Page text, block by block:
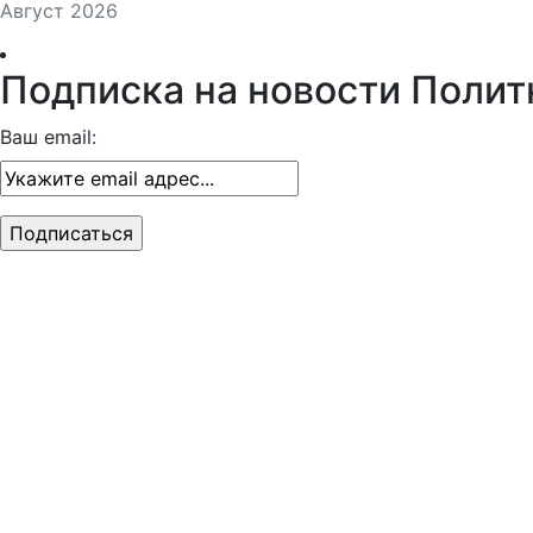
Август 2026
Подписка на новости
Ваш email: